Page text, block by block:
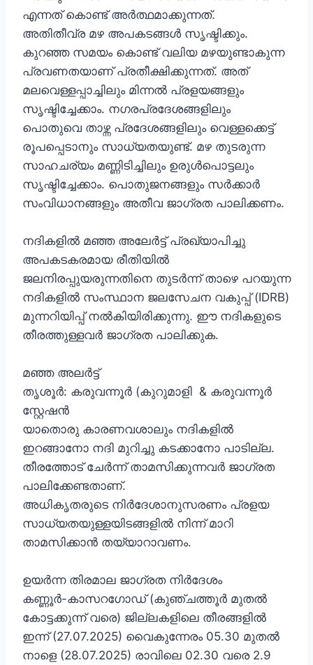
എന്നത് കൊണ്ട് അർത്ഥമാക്കുന്നത്.
അതിതീവ്ര മഴ അപകടങ്ങൾ സൃഷ്ടിക്കും.
കുറഞ്ഞ സമയം കൊണ്ട് വലിയ മഴയുണ്ടാകുന്ന
പ്രവണതയാണ് പ്രതീക്ഷിക്കുന്നത്. അത്
മലവെള്ളപ്പാച്ചിലും മിന്നൽ പ്രളയങ്ങളും
സൃഷ്ടിച്ചേക്കാം. നഗരപ്രദേശങ്ങളിലും
പൊതുവെ താഴ്ന്ന പ്രദേശങ്ങളിലും വെള്ളക്കെട്ട്
രൂപപ്പെടാനും സാധ്യതയുണ്ട്. മഴ തുടരുന്ന
സാഹചര്യം മണ്ണിടിച്ചിലും ഉരുൾപൊട്ടലും
സൃഷ്ടിച്ചേക്കാം. പൊതുജനങ്ങളും സർക്കാർ
സംവിധാനങ്ങളും അതീവ ജാഗ്രത പാലിക്കണം.
നദികളിൽ മഞ്ഞ അലേർട്ട് പ്രഖ്യാപിച്ചു
അപകടകരമായ രീതിയിൽ
ജലനിരപ്പുയരുന്നതിനെ തുടർന്ന് താഴെ പറയുന്ന
നദികളിൽ സംസ്ഥാന ജലസേചന വകുപ്പ് (IDRB)
മുന്നറിയിപ്പ് നൽകിയിരിക്കുന്നു. ഈ നദികളുടെ
തീരത്തുള്ളവർ ജാഗ്രത പാലിക്കുക.
മഞ്ഞ അലർട്ട്
തൃശൂർ: കരുവന്നൂർ (കുറുമാളി & കരുവന്നൂർ
സ്റ്റേഷൻ
യാതൊരു കാരണവശാലും നദികളിൽ
ഇറങ്ങാനോ നദി മുറിച്ചു കടക്കാനോ പാടില്ല.
തീരത്തോട് ചേർന്ന് താമസിക്കുന്നവർ ജാഗ്രത
പാലിക്കേണ്ടതാണ്.
അധികൃതരുടെ നിർദേശാനുസരണം പ്രളയ
സാധ്യതയുള്ളയിടങ്ങളിൽ നിന്ന് മാറി
താമസിക്കാൻ തയ്യാറാവണം.
ഉയർന്ന തിരമാല ജാഗ്രത നിർദേശം
കണ്ണൂർ-കാസറഗോഡ് (കുഞ്ചത്തൂർ മുതൽ
കോട്ടക്കുന്ന് വരെ) ജില്ലകളിലെ തീരങ്ങളിൽ
ഇന്ന് (27.07.2025) വൈകുന്നേരം 05.30 മുതൽ
നാളെ (28.07.2025) രാവിലെ 02.30 വരെ 2.9